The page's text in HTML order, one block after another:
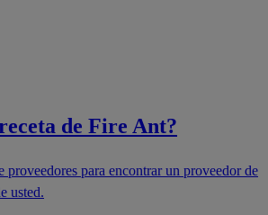
de Fire Ant?
proveedores para encontrar un proveedor de
usted.